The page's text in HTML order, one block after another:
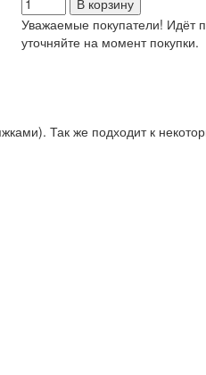
Уважаемые покупатели! Идёт
уточняйте на момент покупки.
Так же подходит к